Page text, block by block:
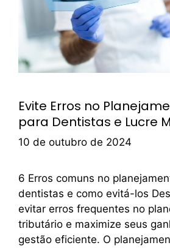
Evite Erros no
para Dentistas e Lucre
10 de outubro de 2024
6 Erros comuns no
dentistas e como evitá-los
evitar erros frequentes no
tributário e maximize seus
gestão eficiente. O